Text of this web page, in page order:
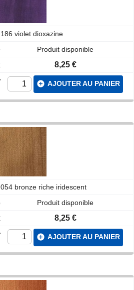
186 violet dioxazine
Produit disponible
8,25 €
add_circle AJOUTER AU PANIER
054 bronze riche iridescent
Produit disponible
8,25 €
add_circle AJOUTER AU PANIER